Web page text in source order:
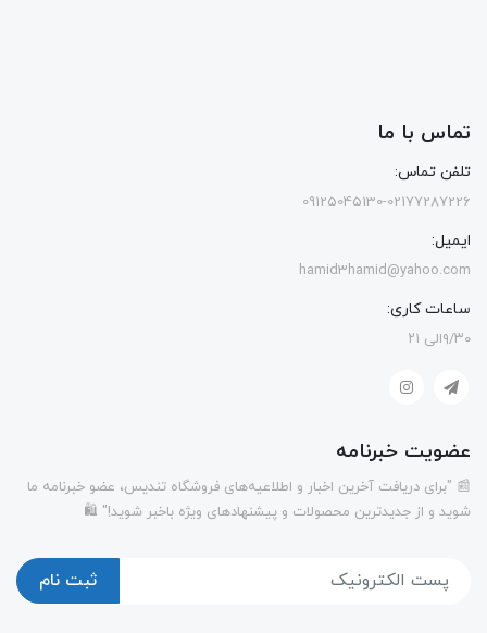
تماس با ما
تلفن تماس:
09125045130-02177287226
ایمیل:
hamid3hamid@yahoo.com
ساعات کاری:
۹/۳۰الی ۲۱
عضویت خبرنامه
📰 "برای دریافت آخرین اخبار و اطلاعیه‌های فروشگاه تندیس، عضو خبرنامه ما
شوید و از جدیدترین محصولات و پیشنهادهای ویژه باخبر شوید!" 🛍️
ثبت نام